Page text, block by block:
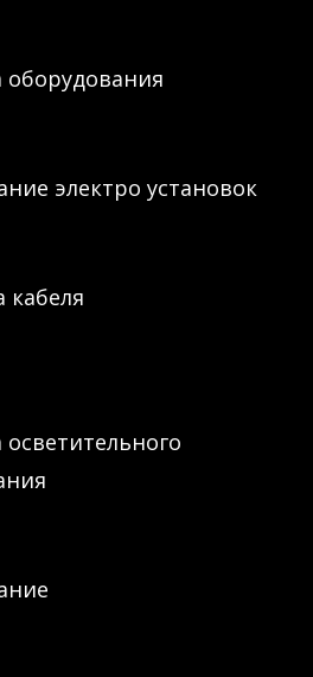
оборудования
электро установок
кабеля
осветительного